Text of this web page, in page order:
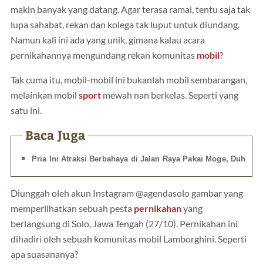
makin banyak yang datang. Agar terasa ramai, tentu saja tak
lupa sahabat, rekan dan kolega tak luput untuk diundang.
Namun kali ini ada yang unik, gimana kalau acara
pernikahannya mengundang rekan komunitas mobil?
Tak cuma itu, mobil-mobil ini bukanlah mobil sembarangan,
melainkan mobil sport mewah nan berkelas. Seperti yang
satu ini.
Baca Juga
Pria Ini Atraksi Berbahaya di Jalan Raya Pakai Moge, Duh
Diunggah oleh akun Instagram @agendasolo gambar yang
memperlihatkan sebuah pesta pernikahanyang
berlangsung di Solo, Jawa Tengah (27/10). Pernikahan ini
dihadiri oleh sebuah komunitas mobil Lamborghini. Seperti
apa suasananya?